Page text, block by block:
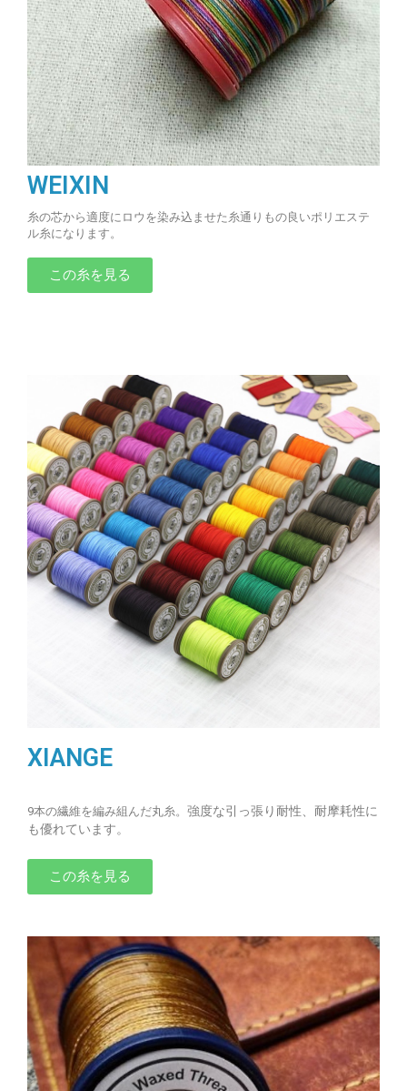
WEIXIN
糸の芯から適度にロウを染み込ませた糸通りもの良いポリエステ
ル糸になります。
この糸を見る
XIANGE
9本の繊維を編み組んだ丸糸。 強度な引っ張り耐性、耐摩耗性に
も優れています。
この糸を見る